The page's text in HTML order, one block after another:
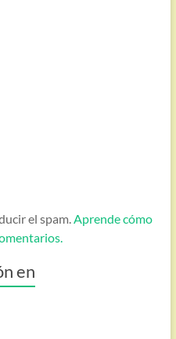
el spam.Aprende cómo
en